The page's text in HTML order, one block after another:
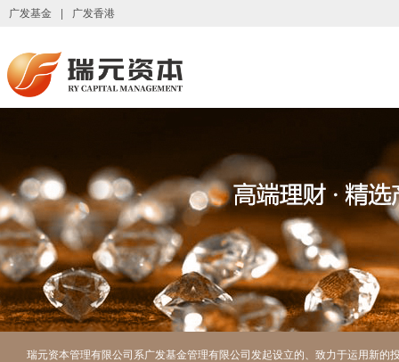
广发基金 广发香港
瑞元资本管理有限公司系广发基金管理有限公司发起设立的、致力于运用新